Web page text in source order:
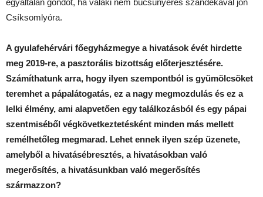
egyáltalán gondot, ha valaki nem búcsúnyerés szándékával jön
Csíksomlyóra.
A gyulafehérvári főegyházmegye a hivatások évét hirdette
meg 2019-re, a pasztorális bizottság előterjesztésére.
Számíthatunk arra, hogy ilyen szempontból is gyümölcsöket
teremhet a pápalátogatás, ez a nagy megmozdulás és ez a
lelki élmény, ami alapvetően egy találkozásból és egy pápai
szentmiséből végkövetkeztetésként minden más mellett
remélhetőleg megmarad. Lehet ennek ilyen szép üzenete,
amelyből a hivatásébresztés, a hivatásokban való
megerősítés, a hivatásunkban való megerősítés
származzon?